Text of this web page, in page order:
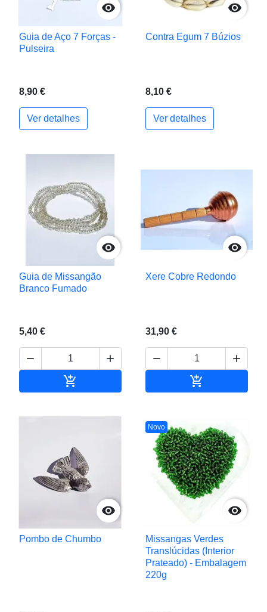

Guia de Aço 7 Forças -
Pulseira
8,90 €
Ver detalhes

Contra Egum 7 Búzios
8,10 €
Ver detalhes

Guia de Missangão
Branco Fumado
5,40 €
 


Xere Cobre Redondo
31,90 €
 


Pombo de Chumbo
Novo

Missangas Verdes
Translúcidas (Interior
Prateado) - Embalagem
220g